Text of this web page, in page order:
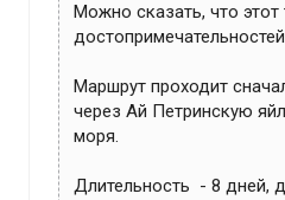
Можно сказать, что этот
Маршрут проходит
через Ай Петринскую
моря.
Длительность  - 8 дней,